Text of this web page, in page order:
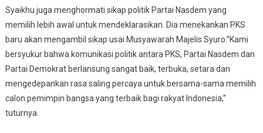
Syaikhu juga menghormati sikap politik Partai Nasdem yang
memilih lebih awal untuk mendeklarasikan. Dia menekankan PKS
baru akan mengambil sikap usai Musyawarah Majelis Syuro.”Kami
bersyukur bahwa komunikasi politik antara PKS, Partai Nasdem dan
Partai Demokrat berlansung sangat baik, terbuka, setara dan
mengedepankan rasa saling percaya untuk bersama-sama memilih
calon pemimpin bangsa yang terbaik bagi rakyat Indonesia,”
tuturnya.